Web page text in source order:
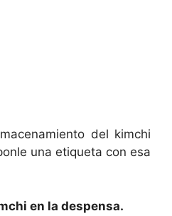
del kimchi
una etiqueta con esa
en la despensa.